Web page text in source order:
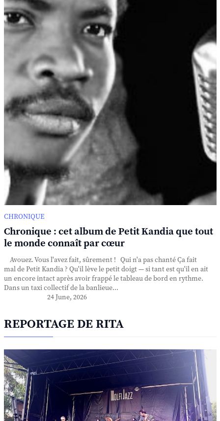
CHRONIQUE
Chronique : cet album de Petit Kandia que tout
le monde connaît par cœur
Avouez. Vous l'avez fait, sûrement ! Qui n'a pas chanté Ça fait
mal de Petit Kandia ? Qu'il lève le petit doigt — si tant est qu'il en ait
un encore intact après avoir frappé le tableau de bord en rythme.
Dans un taxi collectif de la banlieue...
24 June, 2026
REPORTAGE DE RITA